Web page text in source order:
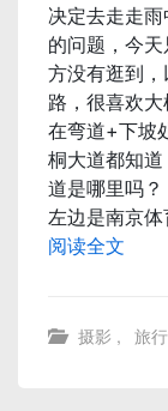
决定去走走
的问题，今
方没有逛到
路，很喜欢
在弯道+下坡
桐大道都知
道是哪里吗？
左边是南京
阅读全文
摄影 , 旅行